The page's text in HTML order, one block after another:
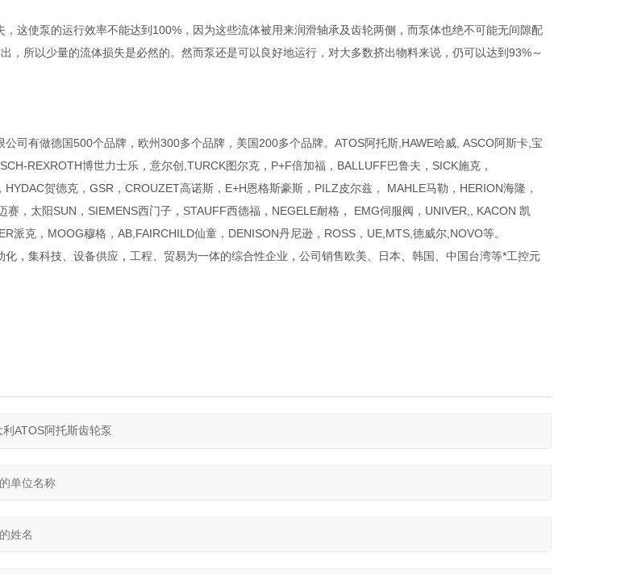
这使泵的运行效率不能达到100%，因为这些流体被用来润滑轴承及齿轮两侧，而泵体也绝不可能无间隙配
，所以少量的流体损失是必然的。然而泵还是可以良好地运行，对大多数挤出物料来说，仍可以达到93%～
公司有做德国500个品牌，欧州300多个品牌，美国200多个品牌。ATOS阿托斯,HAWE哈威, ASCO阿斯卡,宝
REXROTH博世力士乐，意尔创,TURCK图尔克，P+F倍加福，BALLUFF巴鲁夫，SICK施克，
贺德克，GSR，CROUZET高诺斯，E+H恩格斯豪斯，PILZ皮尔兹， MAHLE马勒，HERION海隆，
赛，太阳SUN，SIEMENS西门子，STAUFF西德福，NEGELE耐格， EMG伺服阀，UNIVER,, KACON 凯
派克，MOOG穆格，AB,FAIRCHILD仙童，DENISON丹尼逊，ROSS，UE,MTS,德威尔,NOVO等。
，集科技、设备供应，工程、贸易为一体的综合性企业，公司销售欧美、日本、韩国、中国台湾等*工控元